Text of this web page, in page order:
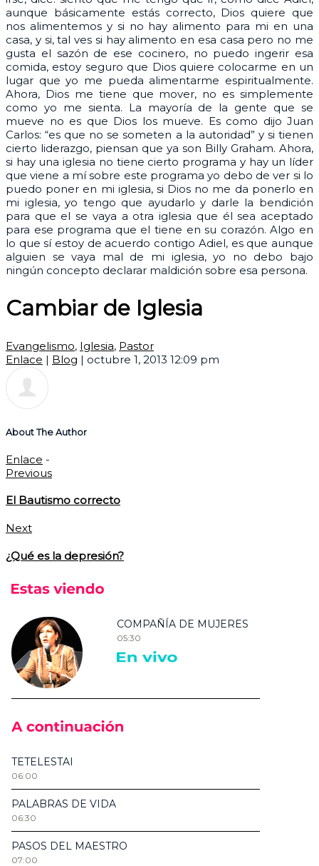
aunque básicamente estás correcto, Dios quiere que
nos alimentemos y si no hay alimento para mi en una
casa, y si, tal ves si hay alimento en esa casa pero no me
gusta el sazón de ese cocinero, no puedo ingerir esa
comida, estoy seguro que Dios quiere colocarme en un
lugar que yo me pueda alimentarme espiritualmente.
Ahora, Dios me tiene que mover, no es simplemente
como yo me sienta. La mayoría de la gente que se
mueve no es que Dios los mueve. Es como dijo Juan
Carlos: “es que no se someten a la autoridad” y si tienen
cierto liderazgo, piensan que ya son Billy Graham. Ahora,
si hay una iglesia no tiene cierto programa y hay un líder
que viene a mí sobre este programa yo debo de ver si lo
puedo poner en mi iglesia, si Dios no me da ponerlo en
mi iglesia, yo tengo que ayudarlo y darle la bendición
para que el se vaya a otra iglesia que él sea aceptado
para ese programa que el tiene en su corazón. Algo en
lo que sí estoy de acuerdo contigo Adiel, es que aunque
alguien se vaya mal de mi iglesia, yo no debo bajo
ningún concepto declarar maldición sobre esa persona.
Cambiar de Iglesia
Evangelismo, Iglesia, Pastor
Enlace | Blog | octubre 1, 2013 12:09 pm
About The Author
Enlace -
Previous
El Bautismo correcto
Next
¿Qué es la depresión?